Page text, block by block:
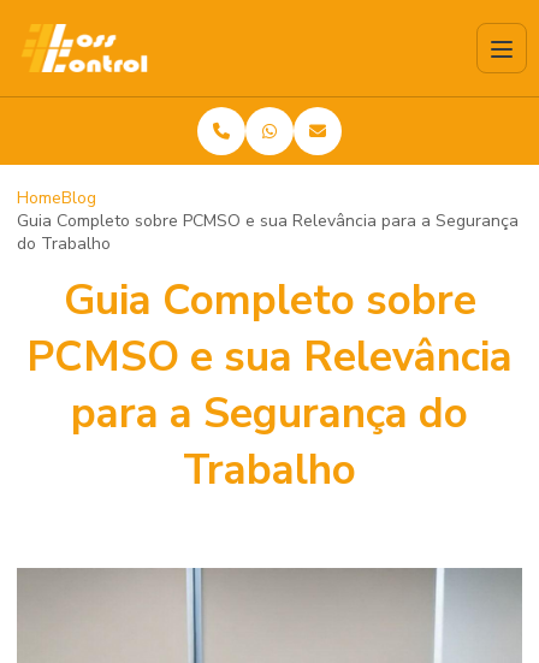
HomeBlog
Guia Completo sobre PCMSO e sua Relevância para a Segurança
do Trabalho
Guia Completo sobre
PCMSO e sua Relevância
para a Segurança do
Trabalho